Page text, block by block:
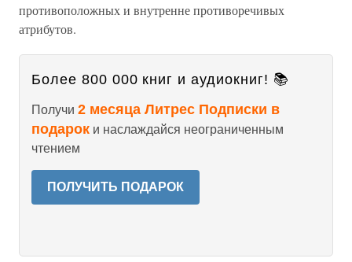
противоположных и внутренне противоречивых
атрибутов.
Более 800 000 книг и аудиокниг! 📚
Получи 2 месяца Литрес Подписки в
подарок и наслаждайся неограниченным
чтением
ПОЛУЧИТЬ ПОДАРОК